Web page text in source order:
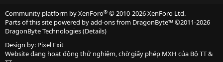
Community platform by XenForo® © 2010-2026 XenForo Ltd.
Parts of this site powered byadd-ons from DragonByte™©2011-2026
DragonByte Technologies(Details)
Design by: Pixel Exit
Website đang hoạt động thử nghiệm, chờ giấy phép MXH của Bộ TT &